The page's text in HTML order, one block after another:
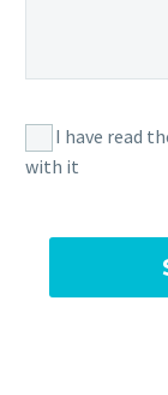
I have read
with it